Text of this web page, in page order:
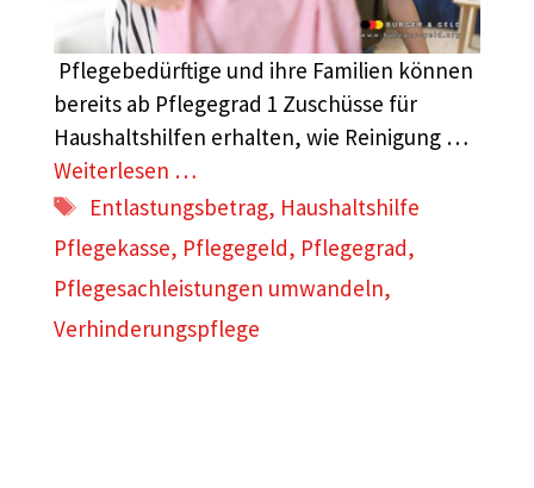
Pflegebedürftige und ihre Familien können
bereits ab Pflegegrad 1 Zuschüsse für
Haushaltshilfen erhalten, wie Reinigung …
Weiterlesen …
Schlagwörter
Entlastungsbetrag, Haushaltshilfe
Pflegekasse, Pflegegeld, Pflegegrad,
Pflegesachleistungen umwandeln,
Verhinderungspflege